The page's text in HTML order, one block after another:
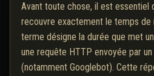
Avant toute chose, il est essentiel
recouvre exactement le temps de
terme désigne la durée que met
une requête HTTP envoyée par
(notamment Googlebot). Cette